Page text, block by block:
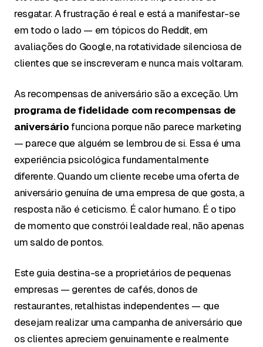
resgatar. A frustração é real e está a manifestar-se
em todo o lado — em tópicos do Reddit, em
avaliações do Google, na rotatividade silenciosa de
clientes que se inscreveram e nunca mais voltaram.
As recompensas de aniversário são a exceção. Um
programa de fidelidade com recompensas de
aniversário funciona porque não parece marketing
— parece que alguém se lembrou de si. Essa é uma
experiência psicológica fundamentalmente
diferente. Quando um cliente recebe uma oferta de
aniversário genuína de uma empresa de que gosta, a
resposta não é ceticismo. É calor humano. É o tipo
de momento que constrói lealdade real, não apenas
um saldo de pontos.
Este guia destina-se a proprietários de pequenas
empresas — gerentes de cafés, donos de
restaurantes, retalhistas independentes — que
desejam realizar uma campanha de aniversário que
os clientes apreciem genuinamente e realmente